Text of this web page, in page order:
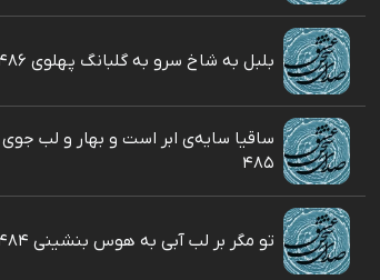
بلبل به شاخ سرو به گلبانگ پهلوی ۴۸۶
ساقیا سایه‌ی ابر است و بهار و لب جوی
۴۸۵
تو مگر بر لب آبی به هوس بنشينی ۴۸۴